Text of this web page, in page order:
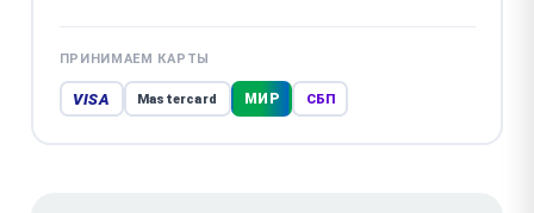
ПРИНИМАЕМ КАРТЫ
VISA Mastercard МИР СБП